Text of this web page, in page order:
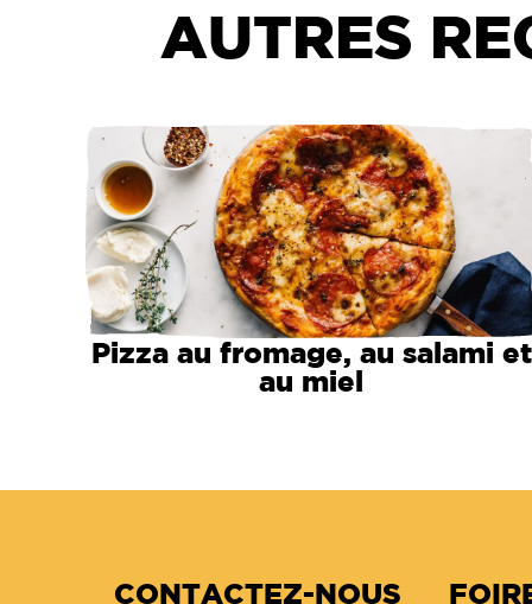
AUTRES
Pizza au fromage, au salami et
au miel
CONTACTEZ-NOUS